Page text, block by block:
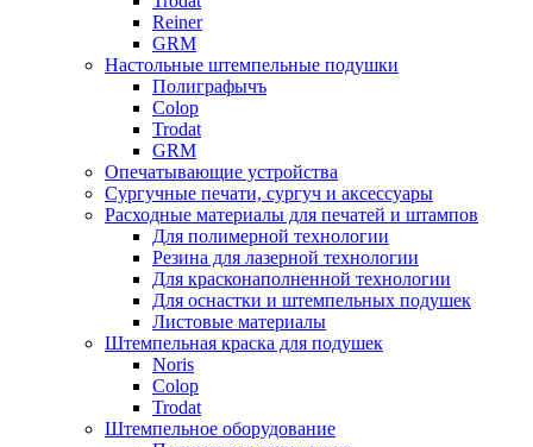
Reiner
GRM
Настольные штемпельные подушки
Полиграфычъ
Colop
Trodat
GRM
Опечатывающие устройства
Сургучные печати, сургуч и аксессуары
Расходные материалы для печатей и штампов
Для полимерной технологии
Резина для лазерной технологии
Для красконаполненной технологии
Для оснастки и штемпельных подушек
Листовые материалы
Штемпельная краска для подушек
Noris
Colop
Trodat
Штемпельное оборудование